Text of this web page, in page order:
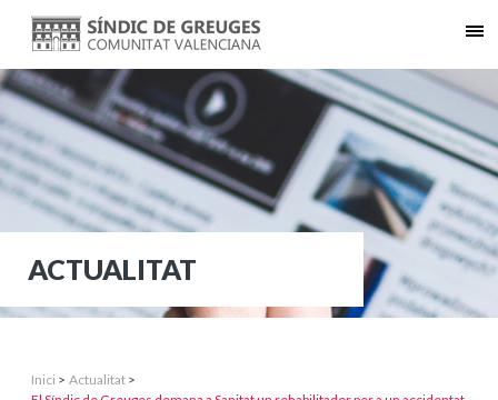
ACTUALITAT
Inici > Actualitat >